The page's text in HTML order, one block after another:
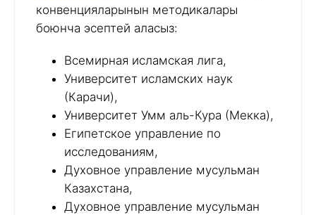
конвенцияларынын методикалары
боюнча эсептей аласыз:
Всемирная исламская лига,
Университет исламских наук
(Карачи),
Университет Умм аль-Кура (Мекка),
Египетское управление по
исследованиям,
Духовное управление мусульман
Казахстана,
Духовное управление мусульман